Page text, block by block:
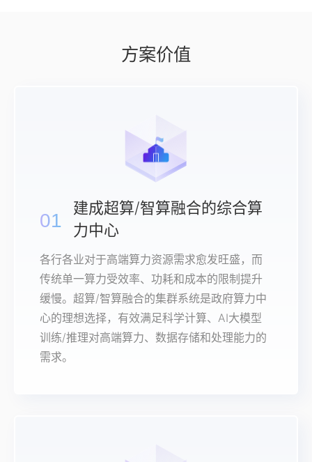
方案价值
01
建成超算/智算融合的综合算
力中心
各行各业对于高端算力资源需求愈发旺盛，而
传统单一算力受效率、功耗和成本的限制提升
缓慢。超算/智算融合的集群系统是政府算力中
心的理想选择，有效满足科学计算、AI大模型
训练/推理对高端算力、数据存储和处理能力的
需求。